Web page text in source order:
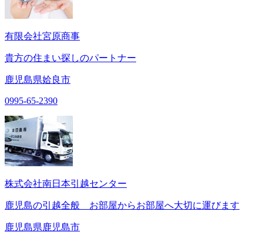
有限会社宮原商事
貴方の住まい探しのパートナー
鹿児島県姶良市
0995-65-2390
株式会社南日本引越センター
鹿児島の引越全般 お部屋からお部屋へ大切に運びます
鹿児島県鹿児島市